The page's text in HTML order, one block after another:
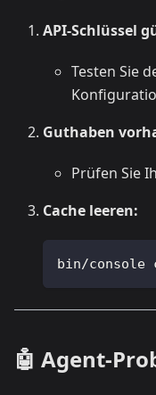
API-Schlüssel
Testen Sie
Guthaben
Prüfen Sie
Cache leeren:
bin/console
🤖 Agent-